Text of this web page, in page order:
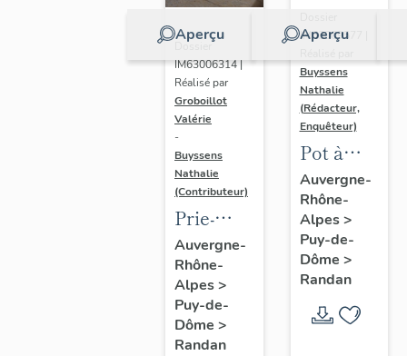
Aperçu
Dossier
IM63006314 |
Réalisé par
Groboillot
Valérie
-
Buyssens
Nathalie
(Contributeur)
Prie-
Dieu n° 1
Auvergne-
Rhône-
Alpes>
Puy-de-
Dôme >
Randan
Aperçu
IM63009577 |
Buyssens
Nathalie
(Rédacteur,
Enquêteur)
Pot à
crème n°
2
Auvergne-
Rhône-
Alpes>
Puy-de-
Dôme >
Randan